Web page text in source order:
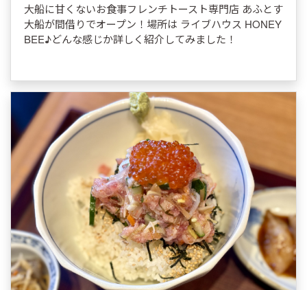
大船に甘くないお食事フレンチトースト専門店 あふとす
大船が間借りでオープン！場所は ライブハウス HONEY
BEE♪どんな感じか詳しく紹介してみました！